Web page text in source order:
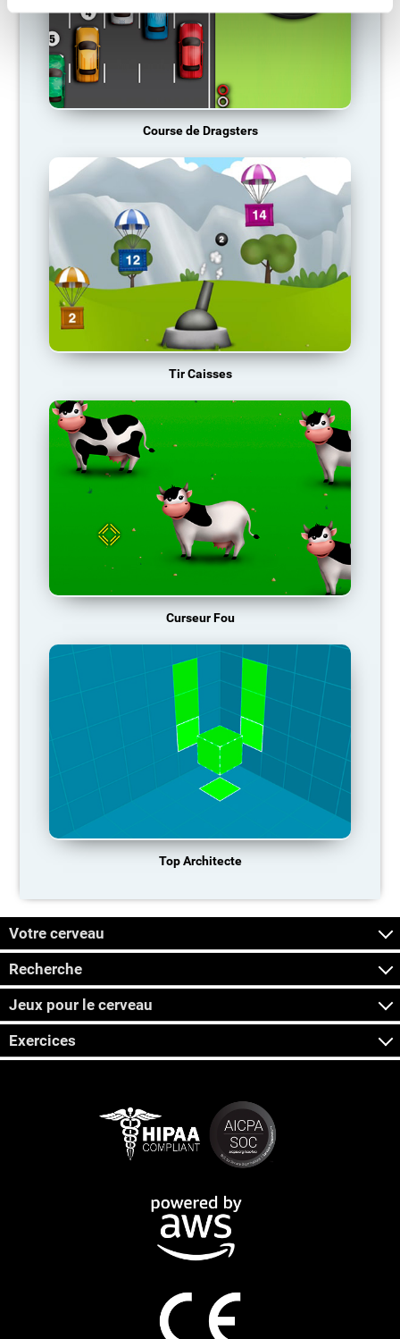
Course de Dragsters
Tir Caisses
Curseur Fou
Top Architecte
Votre cerveau
Recherche
Jeux pour le cerveau
Exercices